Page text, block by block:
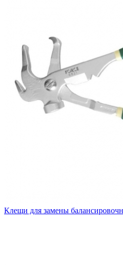
Клещи для замены